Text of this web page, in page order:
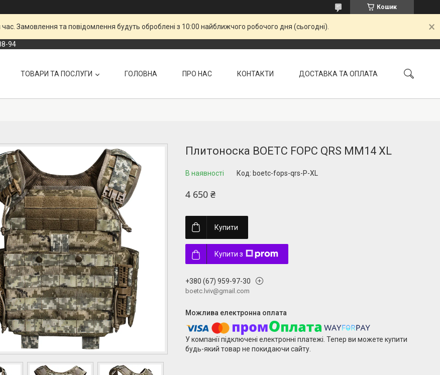
Кошик
час. Замовлення та повідомлення будуть оброблені з 10:00 найближчого робочого дня (сьогодні).
94
ТОВАРИ ТА ПОСЛУГИ ГОЛОВНА ПРО НАС КОНТАКТИ ДОСТАВКА ТА ОПЛАТА
Плитоноска BOETC FOPC QRS ММ14 XL
В наявності Код: boetc-fops-qrs-P-XL
4 650 ₴
Купити
Купити з
+380 (67) 959-97-30
boetc.lviv@gmail.com
У компанії підключені електронні платежі. Тепер ви можете купити
будь-який товар не покидаючи сайту.